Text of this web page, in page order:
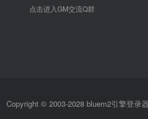
点击进入GM交流Q群
Copyright © 2003-2028 bluem2引擎登录